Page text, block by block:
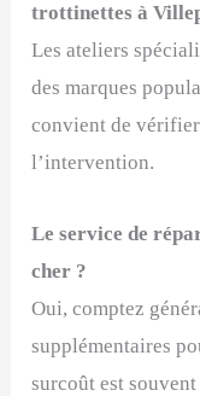
trottinettes à
Les ateliers
des marques
convient de
l’intervention.
Le service de
cher ?
Oui, comptez
supplémentaires
surcoût est